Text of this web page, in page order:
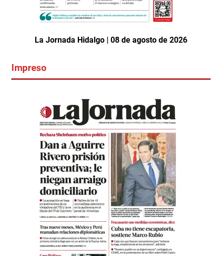
La Jornada Hidalgo | 08 de agosto de 2026
Impreso